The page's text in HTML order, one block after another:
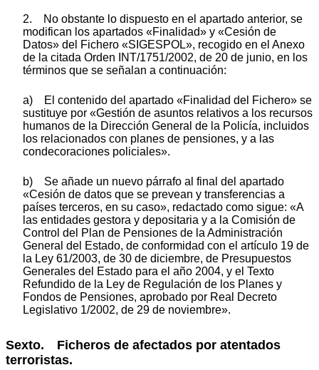
2. No obstante lo dispuesto en el apartado anterior, se
modifican los apartados «Finalidad» y «Cesión de
Datos» del Fichero «SIGESPOL», recogido en el Anexo
de la citada Orden INT/1751/2002, de 20 de junio, en los
términos que se señalan a continuación:
a) El contenido del apartado «Finalidad del Fichero» se
sustituye por «Gestión de asuntos relativos a los recursos
humanos de la Dirección General de la Policía, incluidos
los relacionados con planes de pensiones, y a las
condecoraciones policiales».
b) Se añade un nuevo párrafo al final del apartado
«Cesión de datos que se prevean y transferencias a
países terceros, en su caso», redactado como sigue: «A
las entidades gestora y depositaria y a la Comisión de
Control del Plan de Pensiones de la Administración
General del Estado, de conformidad con el artículo 19 de
la Ley 61/2003, de 30 de diciembre, de Presupuestos
Generales del Estado para el año 2004, y el Texto
Refundido de la Ley de Regulación de los Planes y
Fondos de Pensiones, aprobado por Real Decreto
Legislativo 1/2002, de 29 de noviembre».
Sexto. Ficheros de afectados por atentados
terroristas.